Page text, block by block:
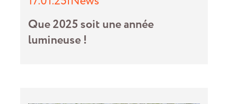
Que 2025 soit une année
lumineuse !